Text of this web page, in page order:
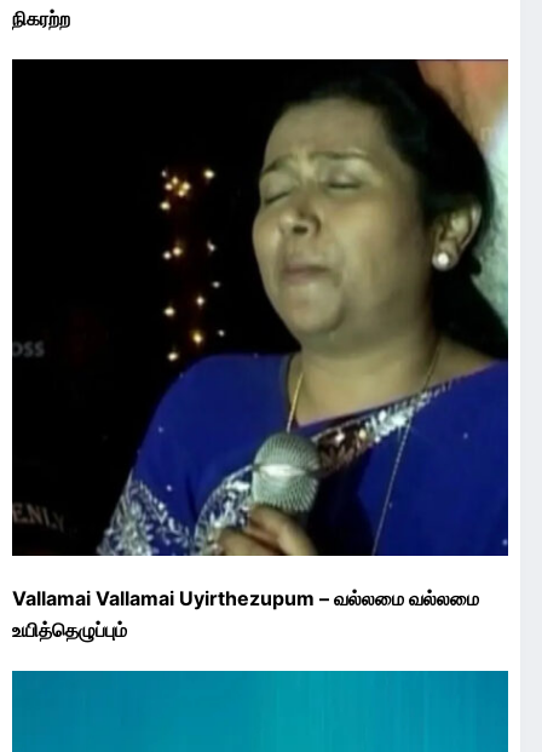
நிகரற்ற
Vallamai Vallamai Uyirthezupum – வல்லமை வல்லமை
உயித்தெழுப்பும்